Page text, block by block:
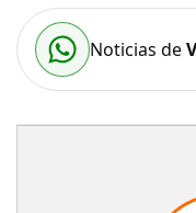
Noticias de